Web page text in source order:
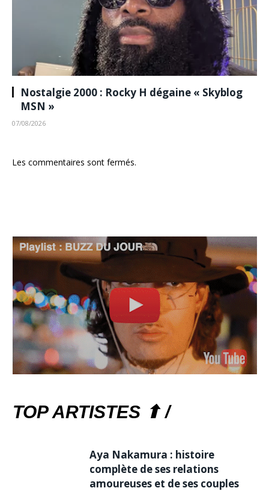
Nostalgie 2000 : Rocky H dégaine « Skyblog
MSN »
07/08/2026
Les commentaires sont fermés.
TOP ARTISTES ⬆ /
Aya Nakamura : histoire
complète de ses relations
amoureuses et de ses couples